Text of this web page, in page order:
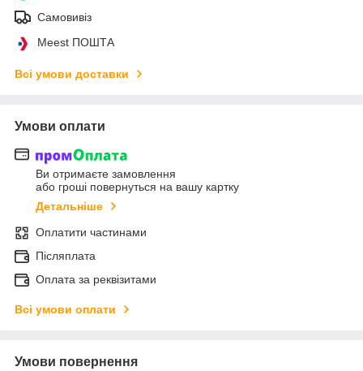
Самовивіз
Meest ПОШТА
Всі умови доставки
Умови оплати
Ви отримаєте замовлення
або гроші повернуться на вашу картку
Детальніше
Оплатити частинами
Післяплата
Оплата за реквізитами
Всі умови оплати
Умови повернення